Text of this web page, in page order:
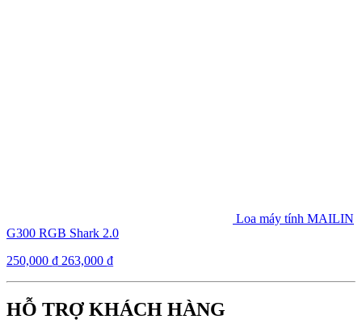
Loa máy tính MAILIN
G300 RGB Shark 2.0
250,000 ₫ 263,000 ₫
HỖ TRỢ KHÁCH HÀNG